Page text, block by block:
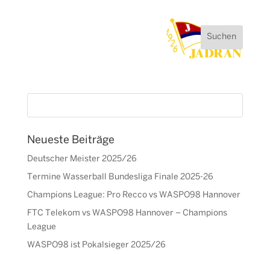
Neueste Beiträge
Deutscher Meister 2025/26
Termine Wasserball Bundesliga Finale 2025-26
Champions League: Pro Recco vs WASPO98 Hannover
FTC Telekom vs WASPO98 Hannover – Champions
League
WASPO98 ist Pokalsieger 2025/26